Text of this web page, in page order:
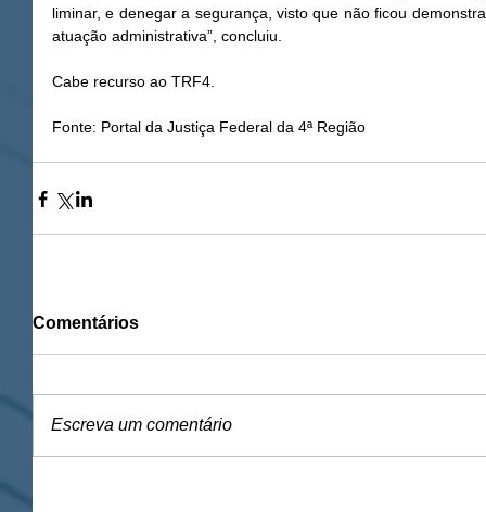
liminar, e denegar a segurança, visto que não ficou
atuação administrativa”, concluiu.
Cabe recurso ao TRF4.
Fonte: Portal da Justiça Federal da 4ª Região
Comentários
Escreva um comentário